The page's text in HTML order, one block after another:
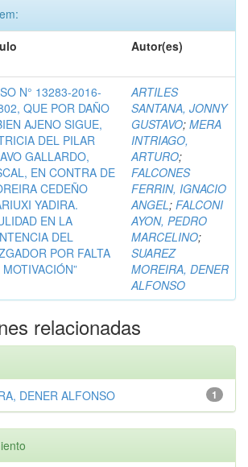
Autor(es)
N° 13283-2016-
QUE POR DAÑO
AJENO SIGUE,
DEL PILAR
GALLARDO,
EN CONTRA DE
CEDEÑO
YADIRA.
EN LA
DEL
POR FALTA
MOTIVACIÓN”
ARTILES
SANTANA, JONNY
GUSTAVO; MERA
INTRIAGO,
ARTURO;
FALCONES
FERRIN, IGNACIO
ANGEL; FALCONI
AYON, PEDRO
MARCELINO;
SUAREZ
MOREIRA, DENER
ALFONSO
relacionadas
1
DENER ALFONSO